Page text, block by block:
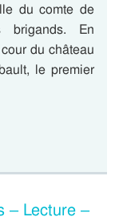
du comte de
En
du château
le premier
– Lecture –